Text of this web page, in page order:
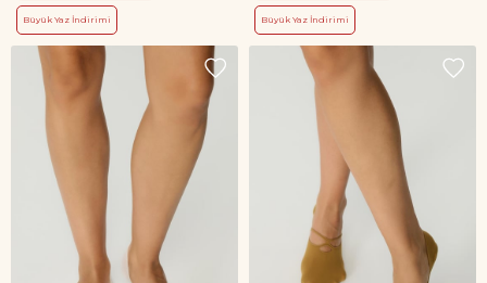
Büyük Yaz İndirimi Büyük Yaz İndirimi